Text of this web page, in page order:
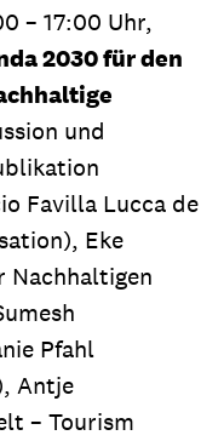
– 17:00 Uhr,
2030 für den
und
Favilla Lucca de
Eke
Nachhaltigen
Pfahl
Antje
– Tourism